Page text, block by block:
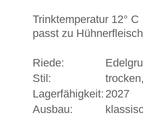
Trinktemperatur 12° C
passt zu
Riede:
Stil:
Lagerfähigkeit: 2027
Ausbau: